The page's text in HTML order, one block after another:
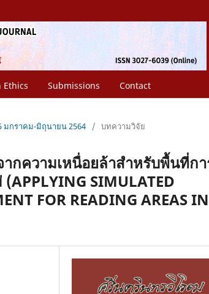
Ethics Submissions Contact
มกราคม-มิถุนายน 2564 / บทความวิจัย
กความเหนื่อยล้าสำหรับพื้นที่ก
SIMULATED
FOR READING AREAS IN